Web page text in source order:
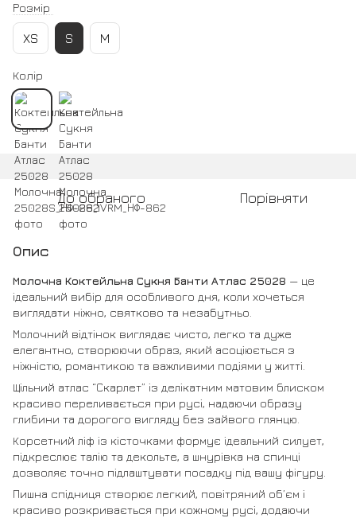
Розмір
XS S M
Колір
До обраного Порівняти
Опис
Молочна Коктейльна Сукня Банти Атлас 25028 — це
ідеальний вибір для особливого дня, коли хочеться
виглядати ніжно, святково та незабутньо.
Молочний відтінок виглядає чисто, легко та дуже
елегантно, створюючи образ, який асоціюється з
ніжністю, романтикою та важливими подіями у житті.
Щільний атлас “Скарлет” із делікатним матовим блиском
красиво переливається при русі, надаючи образу
глибини та дорогого вигляду без зайвого глянцю.
Корсетний ліф із кісточками формує ідеальний силует,
підкреслює талію та декольте, а шнурівка на спинці
дозволяє точно підлаштувати посадку під вашу фігуру.
Пишна спідниця створює легкий, повітряний об’єм і
красиво розкривається при кожному русі, додаючи